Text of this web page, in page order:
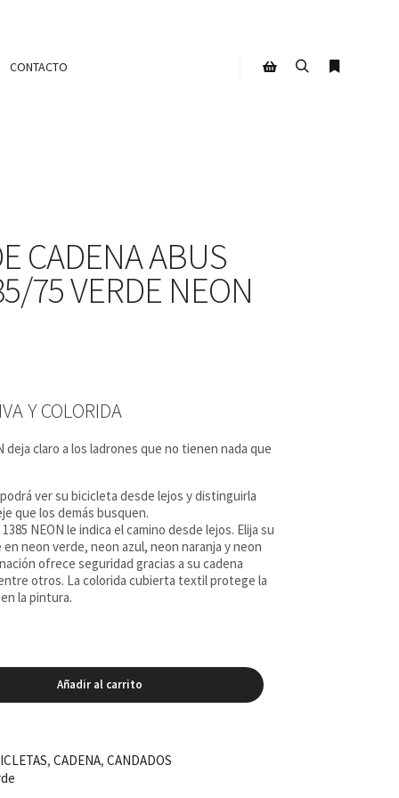
CONTACTO
CADENA ABUS
75 VERDE NEON
Y COLORIDA
deja claro a los ladrones que no tienen nada que
ver su bicicleta desde lejos y distinguirla
que los demás busquen.
NEON le indica el camino desde lejos. Elija su
neon verde, neon azul, neon naranja y neon
ofrece seguridad gracias a su cadena
otros. La colorida cubierta textil protege la
la pintura.
Añadir al carrito
,CADENA,CANDADOS